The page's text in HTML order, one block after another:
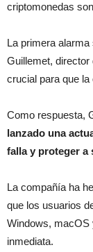
criptomonedas
La primera
Guillemet, director
crucial para que
Como respuesta,
lanzado una
falla y proteger a
La compañía ha
que los usuarios
Windows, macOS
inmediata.